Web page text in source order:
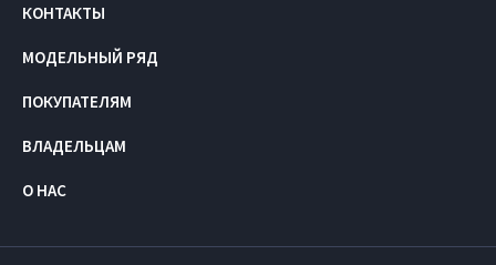
КОНТАКТЫ
МОДЕЛЬНЫЙ РЯД
ПОКУПАТЕЛЯМ
ВЛАДЕЛЬЦАМ
О НАС